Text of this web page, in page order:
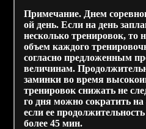
Примечание. Днем
ой день. Если на день
несколько тренировок, то
объем каждого
согласно предложенным
величинам.
заминки во время
тренировок снижать не
го дня можно сократить
если ее
более 45 мин.